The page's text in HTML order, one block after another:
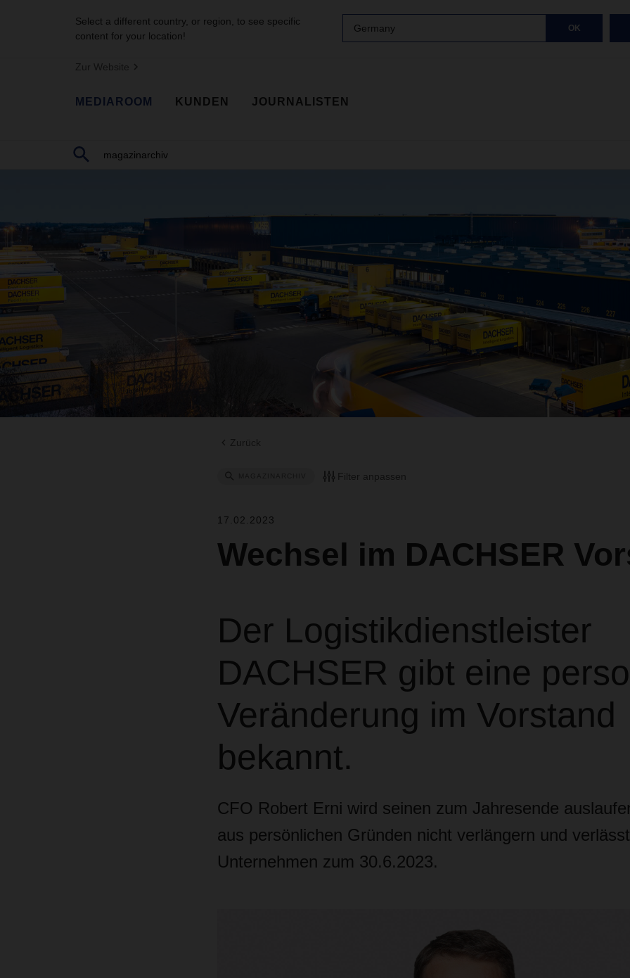
Select a different country, or region, to see specific
content for your location!
Germany OK
Zur Website
MEDIAROOM KUNDEN JOURNALISTEN
Zurück
Filter anpassen
17.02.2023
Wechsel im DACHSER
Der Logistikdienstleister
DACHSER gibt eine
Veränderung im Vorstand
bekannt.
CFO Robert Erni wird seinen zum Jahresende
aus persönlichen Gründen nicht verlängern und
Unternehmen zum 30.6.2023.